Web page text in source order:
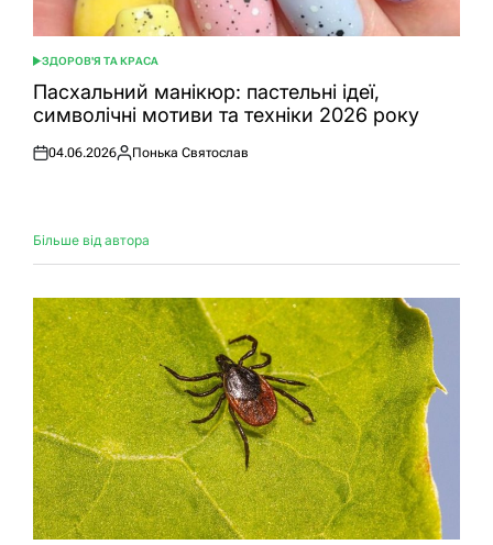
ОПУБЛІКУВАТИ
У
ЗДОРОВ'Я ТА КРАСА
Пасхальний манікюр: пастельні ідеї,
символічні мотиви та техніки 2026 року
Оприлюднено
04.06.2026
Опубліковано
Понька Святослав
Більше від автора